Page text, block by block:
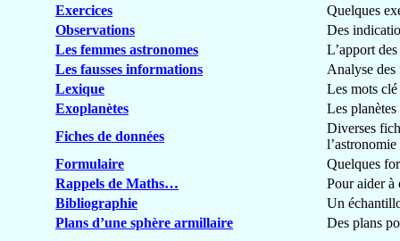
Exercices
Quelques
Observations
Des
Les femmes astronomes
L’apport
Les fausses informations
Analyse des
Lexique
Les mots
Exoplanètes
Les
Fiches de données
Diverses
l’astronomie
Formulaire
Quelques
Rappels de Maths…
Pour aider à
Bibliographie
Un
Plans d’une sphère armillaire
Des plans